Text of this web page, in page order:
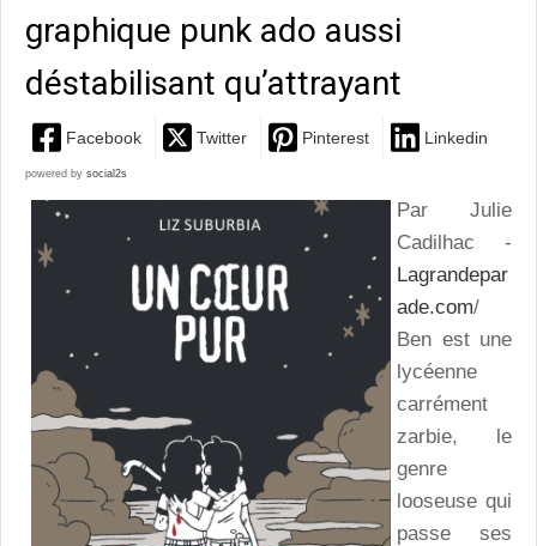
graphique punk ado aussi
déstabilisant qu’attrayant
Facebook Twitter Pinterest Linkedin
powered by social2s
Par Julie
Cadilhac -
Lagrandepar
ade.com/
Ben est une
lycéenne
carrément
zarbie, le
genre
looseuse qui
passe ses